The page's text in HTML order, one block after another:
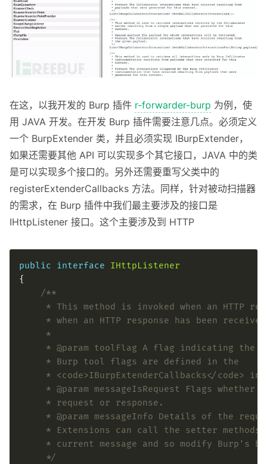
在这，以我开发的 Burp 插件 r-forwarder-burp 为例，使
用 JAVA 开发。在开发 Burp 插件需要注意几点。必须定义
一个 BurpExtender 类，并且必须实现 IBurpExtender，
如果还需要其他 API 可以实现多个其它接口，JAVA 中的类
是可以实现多个接口的。另外还需要重写父类中的
registerExtenderCallbacks 方法。同样，针对被动扫描器
的需求，在 Burp 插件中我们最主要涉及的接口是
IHttpListener 接口。这个主要涉及到 HTTP
public interface
IHttpListener
     */